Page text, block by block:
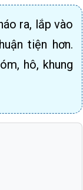
ra, lắp vào
tiện hơn.
hô, khung